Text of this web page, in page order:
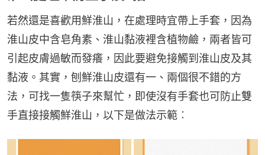
若然還是喜歡用鮮淮山，在處理時宜帶上手套，因為
淮山皮中含皂角素、淮山黏液裡含植物鹼，兩者皆可
引起皮膚過敏而發癢，因此要避免接觸到淮山皮及其
黏液。其實，刨鮮淮山皮還有一、兩個很不錯的方
法，可找一隻筷子來幫忙，即使沒有手套也可防止雙
手直接接觸鮮淮山，以下是做法示範︰